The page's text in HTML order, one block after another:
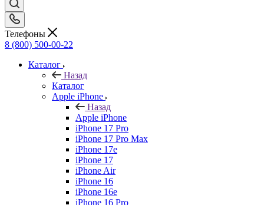
Телефоны
8 (800) 500-00-22
Каталог
Назад
Каталог
Apple iPhone
Назад
Apple iPhone
iPhone 17 Pro
iPhone 17 Pro Max
iPhone 17e
iPhone 17
iPhone Air
iPhone 16
iPhone 16e
iPhone 16 Pro